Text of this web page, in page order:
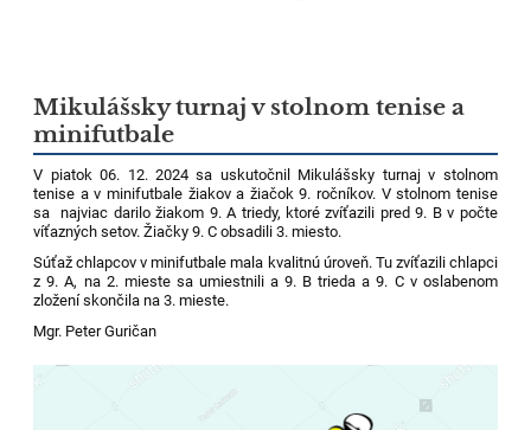
Mikulášsky turnaj v stolnom tenise a
minifutbale
V piatok 06. 12. 2024 sa uskutočnil Mikulášsky turnaj v stolnom
tenise a v minifutbale žiakov a žiačok 9. ročníkov. V stolnom tenise
sa najviac darilo žiakom 9. A triedy, ktoré zvíťazili pred 9. B v počte
víťazných setov. Žiačky 9. C obsadili 3. miesto.
Súťaž chlapcov v minifutbale mala kvalitnú úroveň. Tu zvíťazili chlapci
z 9. A, na 2. mieste sa umiestnili a 9. B trieda a 9. C v oslabenom
zložení skončila na 3. mieste.
Mgr. Peter Guričan